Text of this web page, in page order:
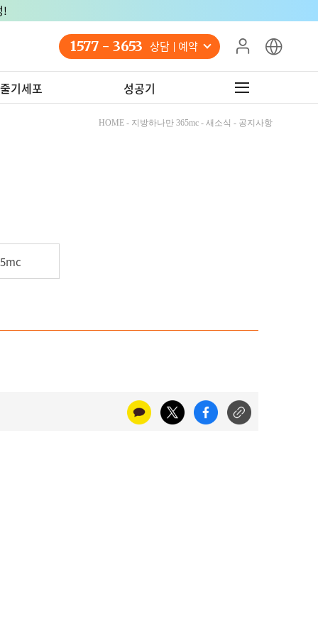
!
1577 - 3653 상담 예약
기세포 성공기
HOME - 지방하나만 365mc - 새소식 - 공지사항